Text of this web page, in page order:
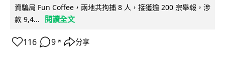
資騙局 Fun Coffee，兩地共拘捕 8 人，接獲逾 200 宗舉報，涉
款 9,4...
閱讀全文
116 9 ↗ 分享